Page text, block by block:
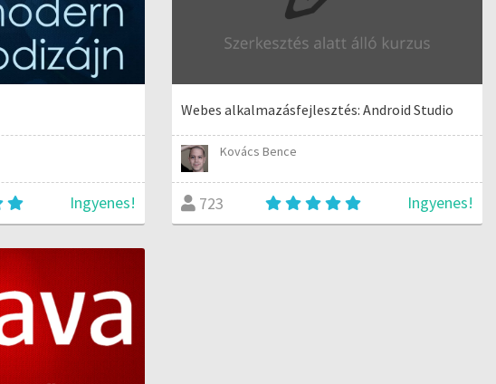
Ingyenes!
Webes alkalmazásfejlesztés: Android Studio
Kovács Bence
723 Ingyenes!